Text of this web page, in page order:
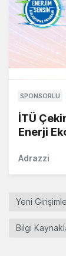
SPONSORLU
İTÜ
Enerji
Adrazzi
Yeni
Bilgi